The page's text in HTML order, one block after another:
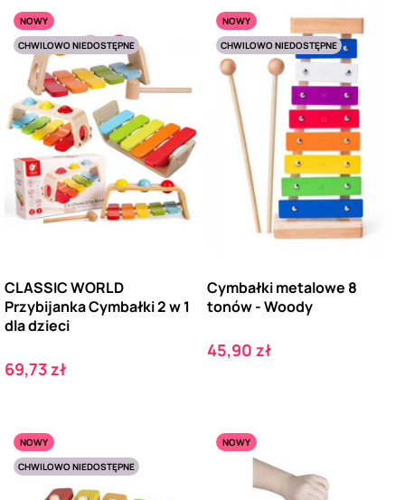
NOWY
CHWILOWO NIEDOSTĘPNE
CLASSIC WORLD
Przybijanka Cymbałki 2 w 1
dla dzieci
Cena
69,73 zł
NOWY
CHWILOWO NIEDOSTĘPNE
Cymbałki metalowe 8
tonów - Woody
Cena
45,90 zł
NOWY
CHWILOWO NIEDOSTĘPNE
NOWY